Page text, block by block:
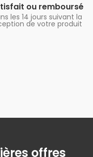
ou remboursé
les 14 jours suivant la
de votre produit
offres